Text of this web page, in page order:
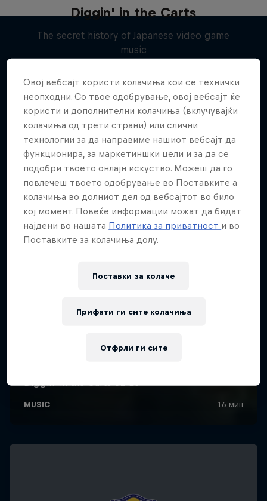
Diggin' in the Carts
The secret history of Japanese video game
music
Овој вебсајт користи колачиња кои се технички
неопходни. Со твое одобрување, овој вебсајт ќе
користи и дополнителни колачиња (вклучувајќи
колачиња од трети страни) или слични
технологии за да направиме нашиот вебсајт да
функционира, за маркетиншки цели и за да се
подобри твоето онлајн искуство. Можеш да го
повлечеш твоето одобрување во Поставките а
колачиња во долниот дел од вебсајтот во било
кој момент. Повеќе информации можат да бидат
најдени во нашата Политика за приватност и во
Поставките за колачиња долу.
Поставки за колачe
Отфрли ги сите
Прифати ги сите колачиња